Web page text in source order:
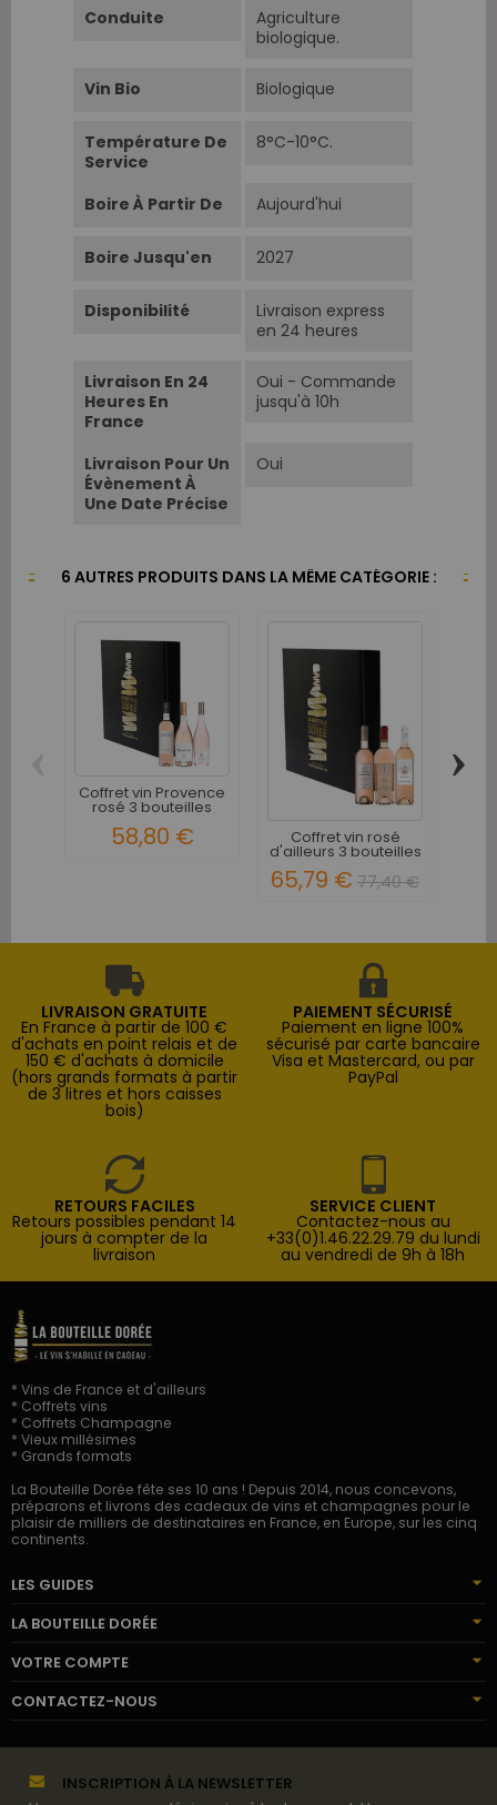
Conduite
Agriculture
biologique.
Vin Bio Biologique
Température De
Service
8°C-10°C.
Boire À Partir De Aujourd'hui
Boire Jusqu'en 2027
Disponibilité
Livraison express
en 24 heures
Livraison En 24
Heures En
France
Oui - Commande
jusqu'à 10h
Livraison Pour Un
Évènement À
Une Date Précise
Oui
6 AUTRES PRODUITS DANS LA MÊME CATÉGORIE :
Coffret vin Provence
rosé 3 bouteilles
58,80 € Coffret vin rosé
d'ailleurs 3 bouteilles
65,79 € 77,40 €
›
LIVRAISON GRATUITE
En France à partir de 100 €
d'achats en point relais et de
150 € d'achats à domicile
(hors grands formats à partir
de 3 litres et hors caisses
bois)
PAIEMENT SÉCURISÉ
Paiement en ligne 100%
sécurisé par carte bancaire
Visa et Mastercard, ou par
PayPal
RETOURS FACILES
Retours possibles pendant 14
jours à compter de la
livraison
SERVICE CLIENT
Contactez-nous au
+33(0)1.46.22.29.79 du lundi
au vendredi de 9h à 18h
* Vins de France et d'ailleurs
* Coffrets vins
* Coffrets Champagne
* Vieux millésimes
* Grands formats
La Bouteille Dorée fête ses 10 ans ! Depuis 2014, nous concevons,
préparons et livrons des cadeaux de vins et champagnes pour le
plaisir de milliers de destinataires en France, en Europe, sur les cinq
continents.
LES GUIDES
LA BOUTEILLE DORÉE
VOTRE COMPTE
CONTACTEZ-NOUS
INSCRIPTION À LA NEWSLETTER